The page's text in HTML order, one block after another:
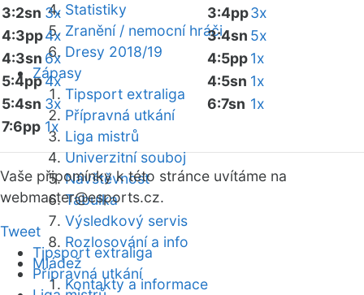
Statistiky
Zranění / nemocní hráči
Dresy 2018/19
Zápasy
Tipsport extraliga
Přípravná utkání
Liga mistrů
Univerzitní souboj
Návštěvnost
Tabulka
Výsledkový servis
Rozlosování a info
Mládež
Kontakty a informace
3:2sn 3x
4:3pp4x
4:3sn 6x
5:4pp4x
5:4sn 3x
7:6pp 1x
3:4pp3x
3:4sn 5x
4:5pp1x
4:5sn 1x
6:7sn 1x
Vaše připomínky k této stránce uvítáme na
webmaster@esports.cz.
Tweet
Tipsport extraliga
Přípravná utkání